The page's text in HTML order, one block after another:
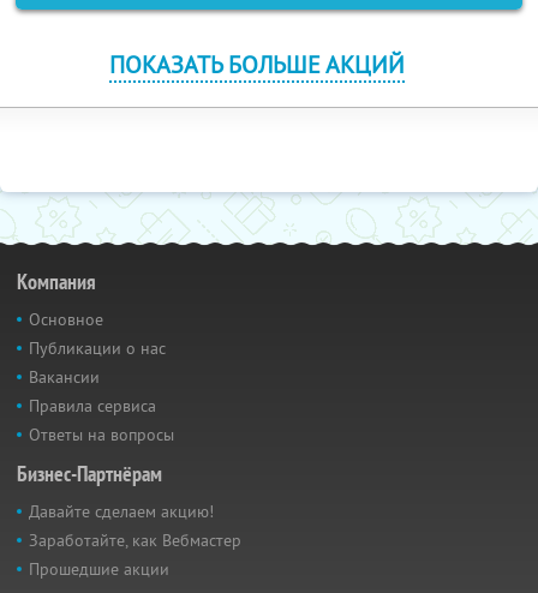
ПОКАЗАТЬ БОЛЬШЕ АКЦИЙ
Компания
Основное
Публикации о нас
Вакансии
Правила сервиса
Ответы на вопросы
Бизнес-Партнёрам
Давайте сделаем акцию!
Заработайте, как Вебмастер
Прошедшие акции